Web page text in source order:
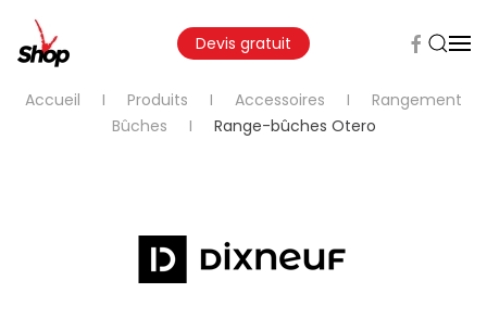
Devis gratuit
Accueil Produits Accessoires
Rangement
Bûches
Range-bûches Otero